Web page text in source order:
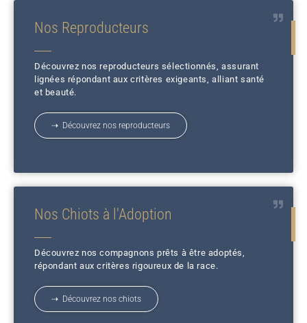
Nos Reproducteurs
Découvrez nos reproducteurs sélectionnés, assurant
lignées répondant aux critères exigeants, alliant santé
et beauté.
⇢ Découvrez nos reproducteurs
Nos Chiots à l'Adoption
Découvrez nos compagnons prêts à être adoptés,
répondant aux critères rigoureux de la race.
⇢ Découvrez nos chiots